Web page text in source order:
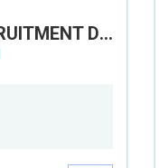
THE REPULSE BAY RECRUITMENT DAY 淺水灣影灣園人才招聘會